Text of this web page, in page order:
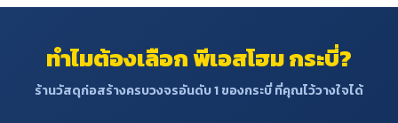
ทำไมต้องเลือก พีเอสโฮม กระบี่?
ร้านวัสดุก่อสร้างครบวงจรอันดับ 1 ของกระบี่ ที่คุณไว้วางใจได้